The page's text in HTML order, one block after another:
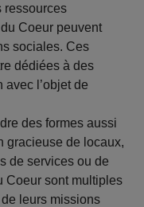
ressources
Coeur peuvent
sociales. Ces
dédiées à des
l’objet de
des formes aussi
gracieuse de locaux,
de services ou de
Coeur sont multiples
de leurs missions